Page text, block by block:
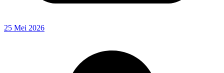
25 Mei 2026